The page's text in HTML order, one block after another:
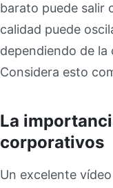
barato puede salir
calidad puede
dependiendo de la
Considera esto
La
corporativos
Un excelente